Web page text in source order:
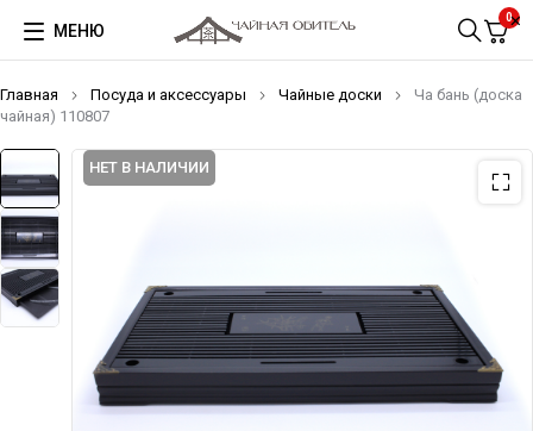
МЕНЮ
0
Главная Посуда и аксессуары Чайные доски
Ча бань (доска
чайная) 110807
НЕТ В НАЛИЧИИ